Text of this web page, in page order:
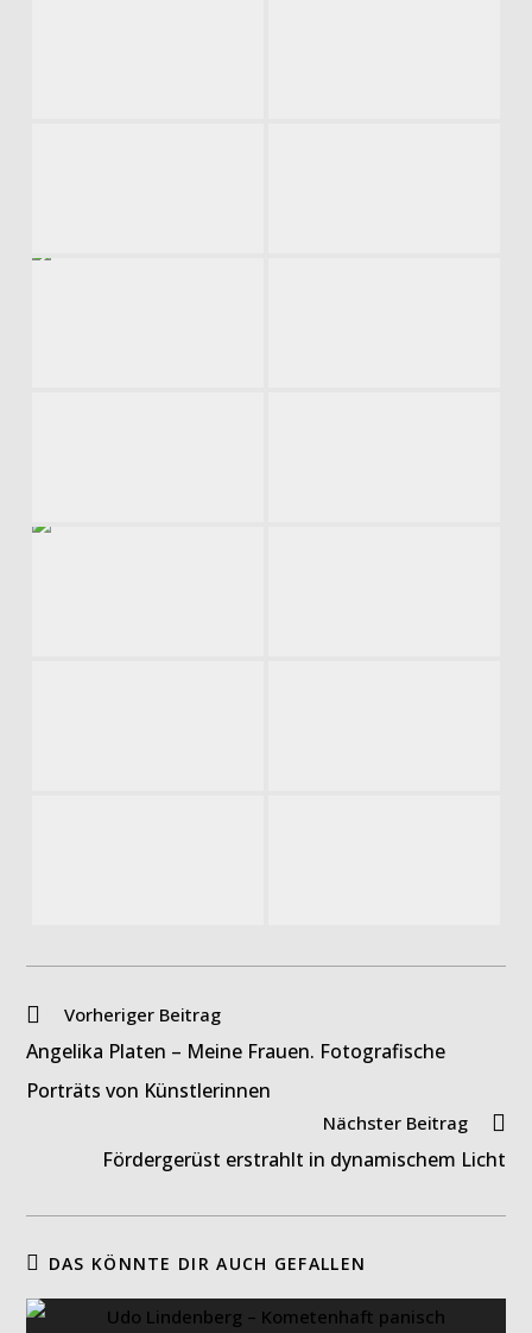
Weitere
ansehen
Vorheriger Beitrag
Angelika Platen – Meine Frauen. Fotografische
Porträts von Künstlerinnen
Nächster Beitrag
Fördergerüst erstrahlt in dynamischem Licht
DAS KÖNNTE DIR AUCH GEFALLEN